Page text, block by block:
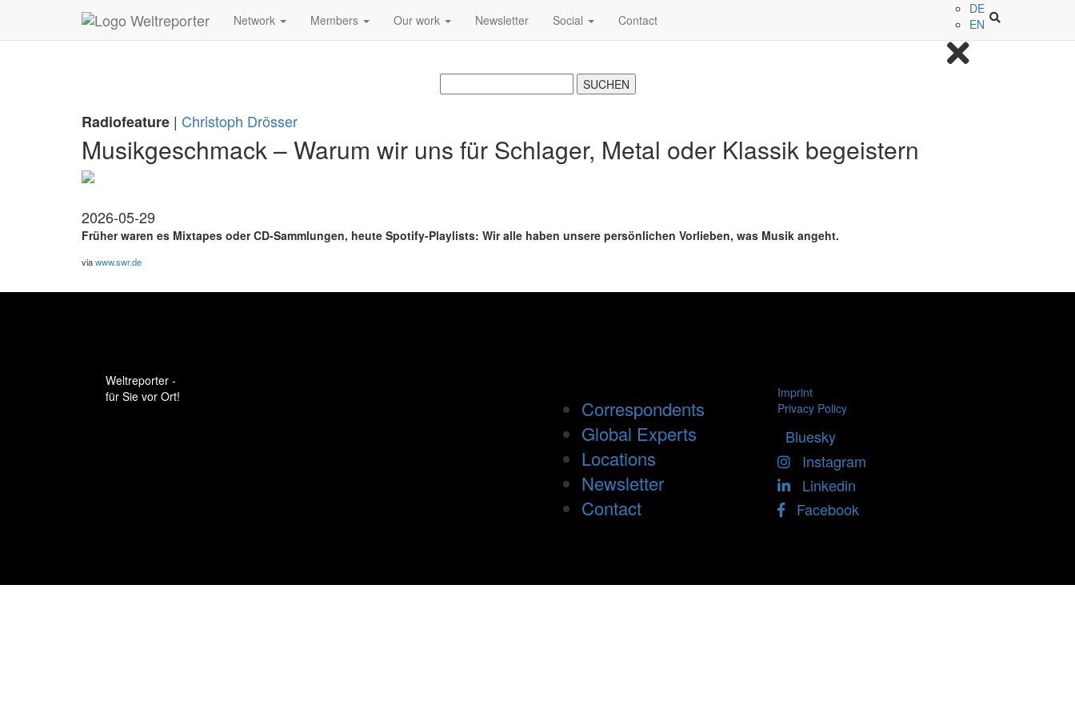
Zum Inhalt springen
Network Members Our work Newsletter Social Contact
DE
EN
Radiofeature | Christoph Drösser
Musikgeschmack – Warum wir uns für Schlager, Metal oder Klassik begeistern
2026-05-29
Früher waren es Mixtapes oder CD-Sammlungen, heute Spotify-Playlists: Wir alle haben unsere persönlichen Vorlieben, was Musik angeht.
viawww.swr.de
Weltreporter -
für Sie vor Ort!
Correspondents
Global Experts
Locations
Newsletter
Contact
Imprint
Privacy Policy
Bluesky
Instagram
Linkedin
Facebook